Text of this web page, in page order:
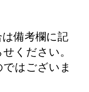
は備考欄に記
ください。
はございま